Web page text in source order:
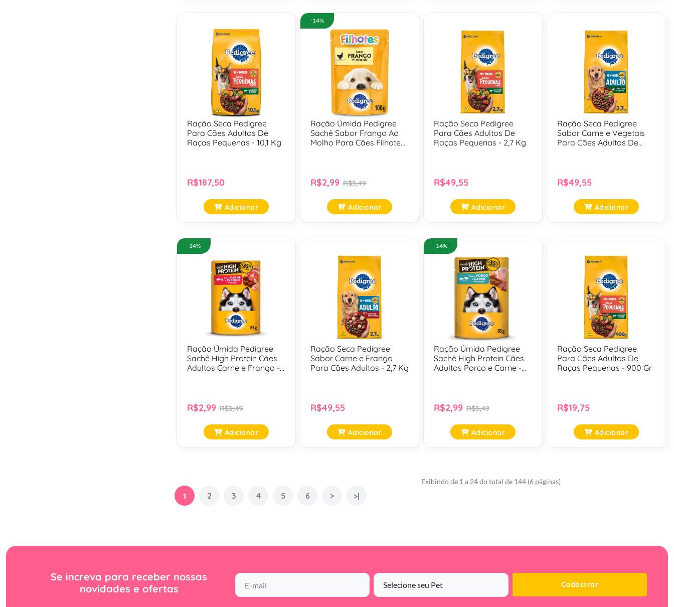
Ração Seca Pedigree
Para Cães Adultos De
Raças Pequenas - 10,1 Kg
R$187,50
Adicionar
-14%
Ração Úmida Pedigree
Sachê Sabor Frango Ao
Molho Para Cães Filhotes
R$2,99 R$3,49
Adicionar
Ração Seca Pedigree
Para Cães Adultos De
Raças Pequenas - 2,7 Kg
R$49,55
Adicionar
Ração Seca Pedigree
Sabor Carne e Vegetais
Para Cães Adultos De
R$49,55
Adicionar
-14%
Ração Úmida Pedigree
Sachê High Protein Cães
Adultos Carne e Frango -
R$2,99 R$3,49
Adicionar
Ração Seca Pedigree
Sabor Carne e Frango
Para Cães Adultos - 2,7 Kg
R$49,55
Adicionar
-14%
Ração Úmida Pedigree
Sachê High Protein Cães
Adultos Porco e Carne -
R$2,99 R$3,49
Adicionar
Ração Seca Pedigree
Para Cães Adultos De
Raças Pequenas - 900 Gr
R$19,75
Adicionar
1 2 3 4 5 6 > >|
Exibindo de 1 a 24 do total de 144 (6 páginas)
Se increva para receber nossas
novidades e ofertas
Cadastrar